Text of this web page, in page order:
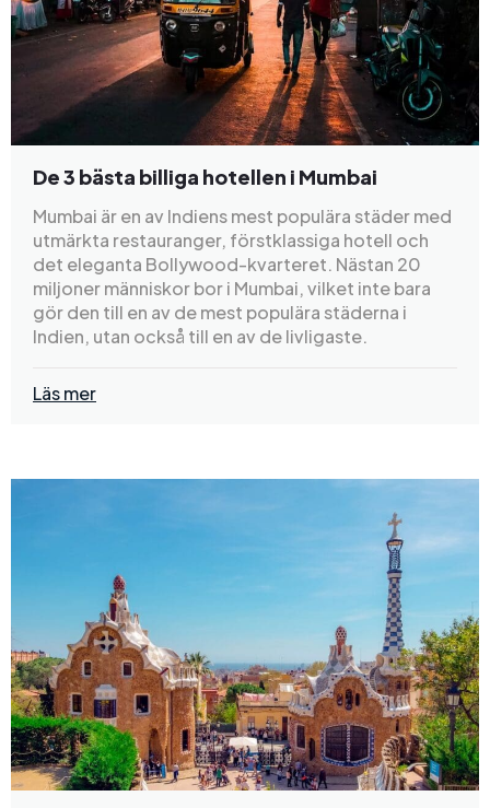
De 3 bästa billiga hotellen i Mumbai
Mumbai är en av Indiens mest populära städer med
utmärkta restauranger, förstklassiga hotell och
det eleganta Bollywood-kvarteret. Nästan 20
miljoner människor bor i Mumbai, vilket inte bara
gör den till en av de mest populära städerna i
Indien, utan också till en av de livligaste.
Läs mer